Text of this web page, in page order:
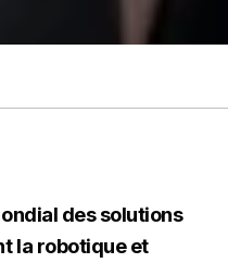
des solutions
la robotique et